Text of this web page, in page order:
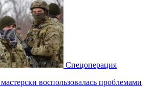
Спецоперация
воспользовалась проблемами